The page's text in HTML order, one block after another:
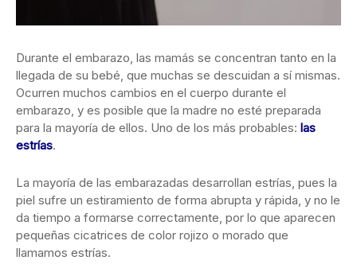
Durante el embarazo, las mamás se concentran tanto en la
llegada de su bebé, que muchas se descuidan a sí mismas.
Ocurren muchos cambios en el cuerpo durante el
embarazo, y es posible que la madre no esté preparada
para la mayoría de ellos. Uno de los más probables: las
estrías.
La mayoría de las embarazadas desarrollan estrías, pues la
piel sufre un estiramiento de forma abrupta y rápida, y no le
da tiempo a formarse correctamente, por lo que aparecen
pequeñas cicatrices de color rojizo o morado que
llamamos estrías.